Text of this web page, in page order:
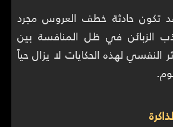
حادثة خطف العروس مجرد
الزبائن في ظل المنافسة بين
النفسي لهذه الحكايات لا يزال حياً